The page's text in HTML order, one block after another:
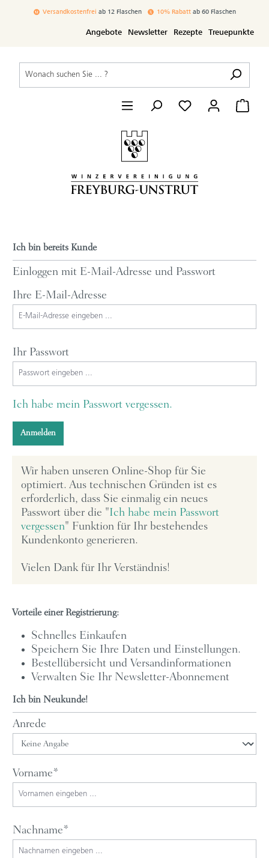
springen
Versandkostenfrei ab 12 Flaschen 10% Rabattab 60 Flaschen
Angebote Newsletter Rezepte Treuepunkte
Ich bin bereits Kunde
Einloggen mit E-Mail-Adresse und Passwort
Ihre E-Mail-Adresse
Ihr Passwort
Ich habe mein Passwort vergessen.
Anmelden
Wir haben unseren Online-Shop für Sie
optimiert. Aus technischen Gründen ist es
erforderlich, dass Sie einmalig ein neues
Passwort über die "Ich habe mein Passwort
vergessen" Funktion für Ihr bestehendes
Kundenkonto generieren.
Vielen Dank für Ihr Verständnis!
Vorteile einer Registrierung:
Schnelles Einkaufen
Speichern Sie Ihre Daten und Einstellungen.
Bestellübersicht und Versandinformationen
Verwalten Sie Ihr Newsletter-Abonnement
Ich bin Neukunde!
Persönliche Informationen
Anrede
Vorname*
Nachname*